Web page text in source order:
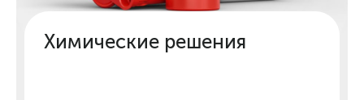
Химические решения